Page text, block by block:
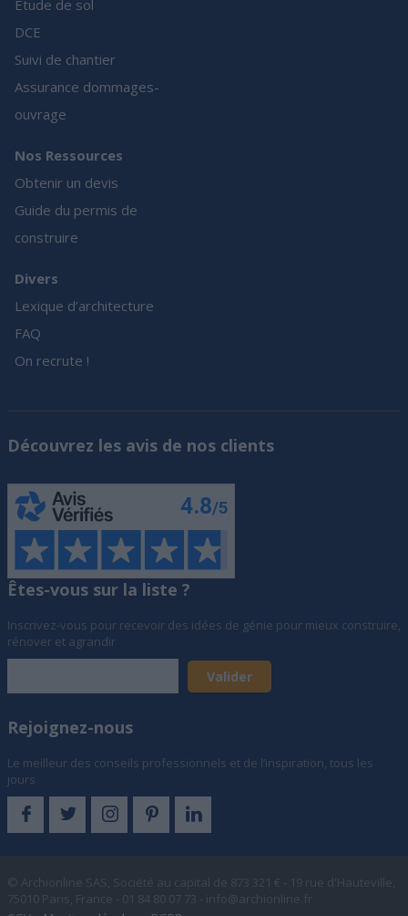
Etude de sol
DCE
Suivi de chantier
Assurance dommages-
ouvrage
Nos Ressources
Obtenir un devis
Guide du permis de
construire
Divers
Lexique d’architecture
FAQ
On recrute !
Découvrez les avis de nos clients
Êtes-vous sur la liste ?
Inscrivez-vous pour recevoir des idées de génie pour mieux construire,
rénover et agrandir
Rejoignez-nous
Le meilleur des conseils professionnels et de l’inspiration, tous les
jours
© Archionline SAS, Société au capital de 873 321 € - 19 rue d'Hauteville,
75010 Paris, France - 01 84 80 07 73 -
info@archionline.fr